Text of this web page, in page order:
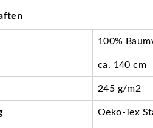
100%
ca. 140 cm
245 g/m2
Oeko-Tex